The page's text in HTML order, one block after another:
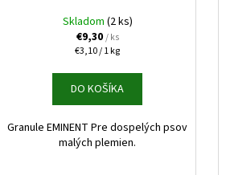
Skladom (2 ks)
€9,30/ ks
Jednotková
€3,10 / 1 kg
DO KOŠÍKA
Granule EMINENT Pre dospelých psov
malých plemien.